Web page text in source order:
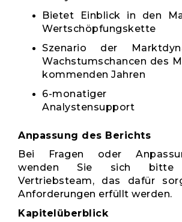
Bietet Einblick in den
Wertschöpfungskette
Szenario der
Wachstumschancen des
kommenden Jahren
6-monatiger
Analystensupport
Anpassung des Berichts
Bei Fragen oder
wenden Sie sich
Vertriebsteam, das dafür
Anforderungen erfüllt werden.
Kapitelüberblick